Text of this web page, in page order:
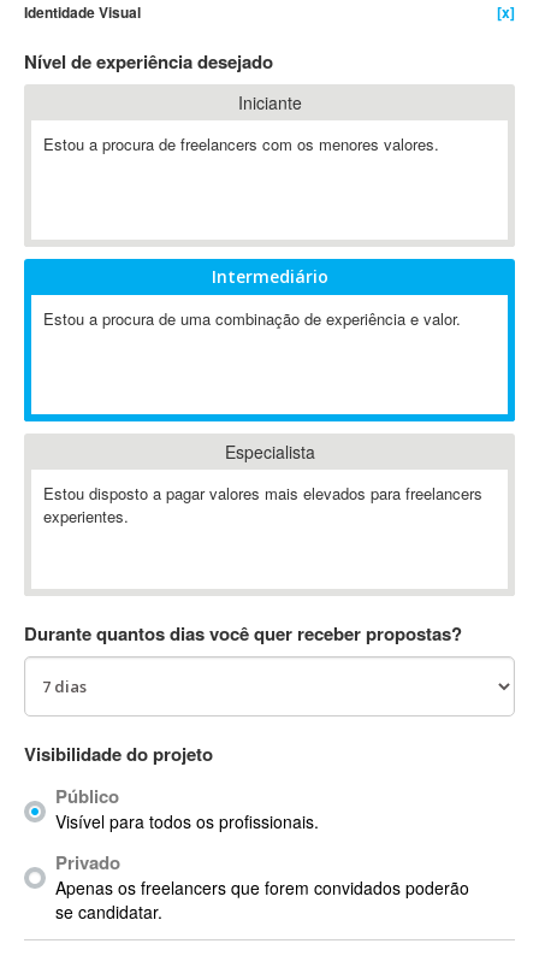
A-GPS
A2Billing
AAUS Scientific Diver
ABAP
ABIS
Ableton
Ableton Live
Abstract Window Toolkit (AWT)
AC Drives
AC3
ACID Pro
ACPI
ACT
Actian
Actimize
ActionScript
ActionScript 3
Identidade Visual
[x]
Nível de experiência desejado
Iniciante
Estou a procura de freelancers com os menores valores.
Intermediário
Estou a procura de uma combinação de experiência e valor.
Especialista
Estou disposto a pagar valores mais elevados para freelancers
experientes.
Durante quantos dias você quer receber propostas?
Visibilidade do projeto
Público
Visível para todos os profissionais.
Privado
Apenas os freelancers que forem convidados poderão
se candidatar.